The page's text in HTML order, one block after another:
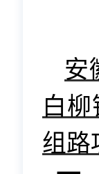
安
白
组路